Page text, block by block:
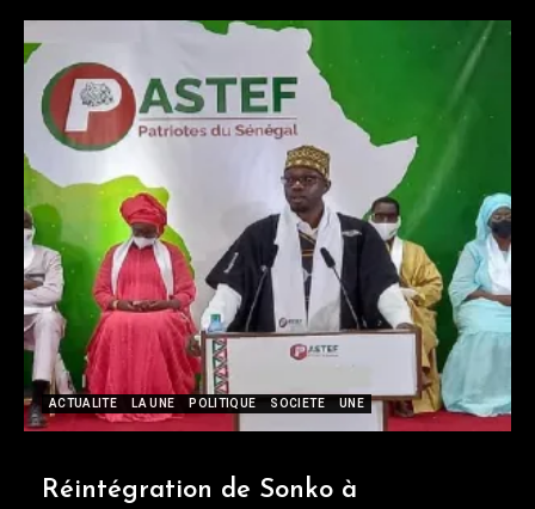
ACTUALITE LA UNE POLITIQUE SOCIETE UNE
Réintégration de Sonko à